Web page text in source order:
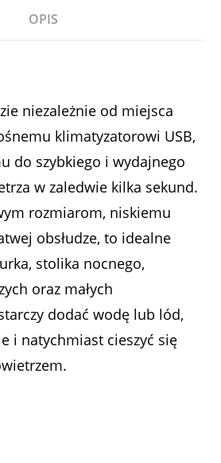
OPIS
niezależnie od miejsca
klimatyzatorowi USB,
do szybkiego i wydajnego
w zaledwie kilka sekund.
rozmiarom, niskiemu
obsłudze, to idealne
stolika nocnego,
oraz małych
dodać wodę lub lód,
i natychmiast cieszyć się